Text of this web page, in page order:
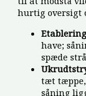
hurtig oversigt
have;
spæde
tæt
såning